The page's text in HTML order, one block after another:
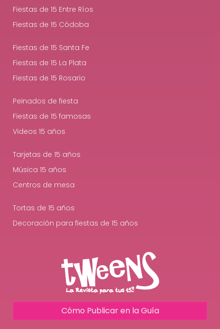
Fiestas de 15 Entre Ríos
Fiestas de 15 Códoba
Fiestas de 15 Santa Fe
Fiestas de 15 La Plata
Fiestas de 15 Rosario
Peinados de fiesta
Fiestas de 15 famosas
Videos 15 años
Tarjetas de 15 años
Música 15 años
Centros de mesa
Tortas de 15 años
Decoración para fiestas de 15 años
Cómo Publicar en la Guía